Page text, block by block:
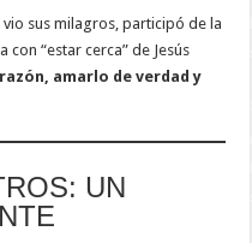
vio sus milagros, participó de la
“estar cerca” de Jesús
amarlo de verdad y
UN